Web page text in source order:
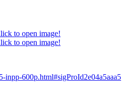
to open image!
to open image!
inpp-600p.html#sigProId2e04a5aaa5